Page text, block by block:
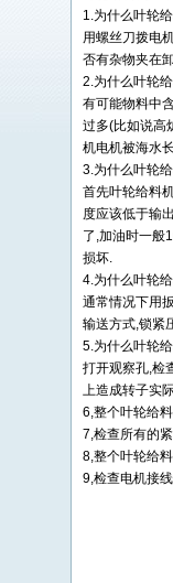
1.为什么叶轮
用螺丝刀拨电
否有杂物夹在
2.为什么叶轮
有可能物料中
过多(比如说高
机电机被海水
3.为什么叶轮
首先叶轮给料
度应该低于输
了,加油时一般
损坏.
4.为什么叶轮
通常情况下用
输送方式,锁紧
5.为什么叶轮
打开观察孔,检
上造成转子实
6,整个叶轮给
7,检查所有的
8,整个叶轮给
9,检查电机接